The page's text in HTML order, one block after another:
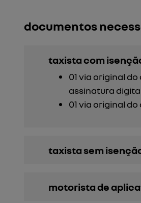
documentos
taxista com
01 via original
assinatura
01 via original
taxista sem
motorista de